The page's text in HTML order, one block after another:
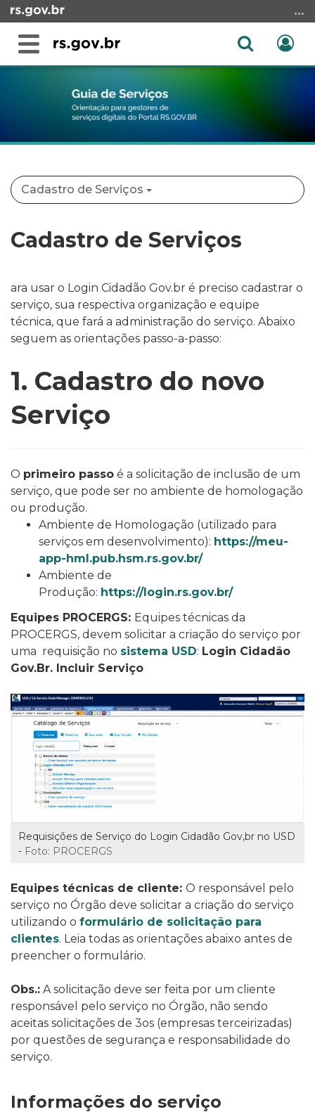
para
conteúdo
Ir
busca
Alterna
Abrir
Cadastro de Serviços
Cadastro de Serviços
ara usar o Login Cidadão Gov.br é preciso cadastrar o
serviço, sua respectiva organização e equipe
técnica, que fará a administração do serviço. Abaixo
seguem as orientações passo-a-passo:
1. Cadastro do novo
Serviço
O primeiro passo é a solicitação de inclusão de um
serviço, que pode ser no ambiente de homologação
ou produção.
Ambiente de Homologação (utilizado para
serviços em desenvolvimento): https://meu-
app-hml.pub.hsm.rs.gov.br/
Ambiente de
Produção: https://login.rs.gov.br/
Equipes PROCERGS: Equipes técnicas da
PROCERGS, devem solicitar a criação do serviço por
uma requisição no sistema USD: Login Cidadão
Gov.Br. Incluir Serviço
Requisições de Serviço do Login Cidadão Gov,br no USD
- Foto: PROCERGS
Equipes técnicas de cliente: O responsável pelo
serviço no Órgão deve solicitar a criação do serviço
utilizando o formulário de solicitação para
clientes. Leia todas as orientações abaixo antes de
preencher o formulário.
Obs.: A solicitação deve ser feita por um cliente
responsável pelo serviço no Órgão, não sendo
aceitas solicitações de 3os (empresas terceirizadas)
por questões de segurança e responsabilidade do
serviço.
Informações do serviço